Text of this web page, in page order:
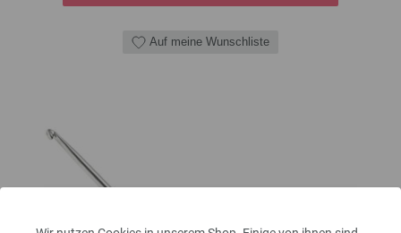
Auf meine Wunschliste